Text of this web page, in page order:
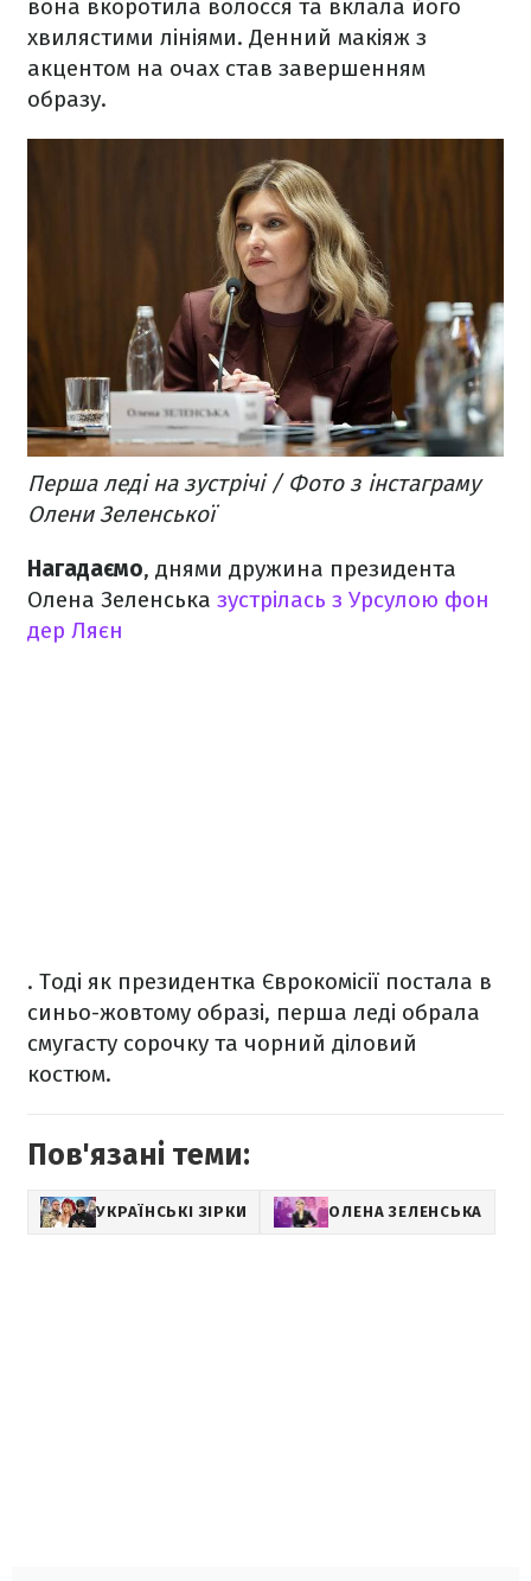
вона вкоротила волосся та вклала його
хвилястими лініями. Денний макіяж з
акцентом на очах став завершенням
образу.
Перша леді на зустрічі / Фото з інстаграму
Олени Зеленської
Нагадаємо, днями дружина президента
Олена Зеленська зустрілась з Урсулою фон
дер Ляєн
. Тоді як президентка Єврокомісії постала в
синьо-жовтому образі, перша леді обрала
смугасту сорочку та чорний діловий
костюм.
Пов'язані теми:
УКРАЇНСЬКІ ЗІРКИ ОЛЕНА ЗЕЛЕНСЬКА